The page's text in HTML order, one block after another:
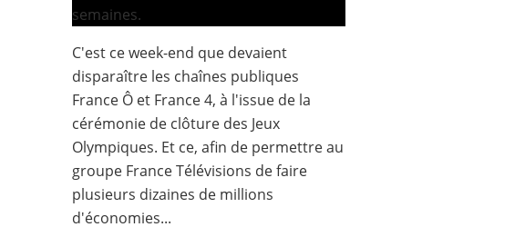
C'est ce week-end que devaient
disparaître les chaînes publiques
France Ô et France 4, à l'issue de la
cérémonie de clôture des Jeux
Olympiques. Et ce, afin de permettre au
groupe France Télévisions de faire
plusieurs dizaines de millions
d'économies...